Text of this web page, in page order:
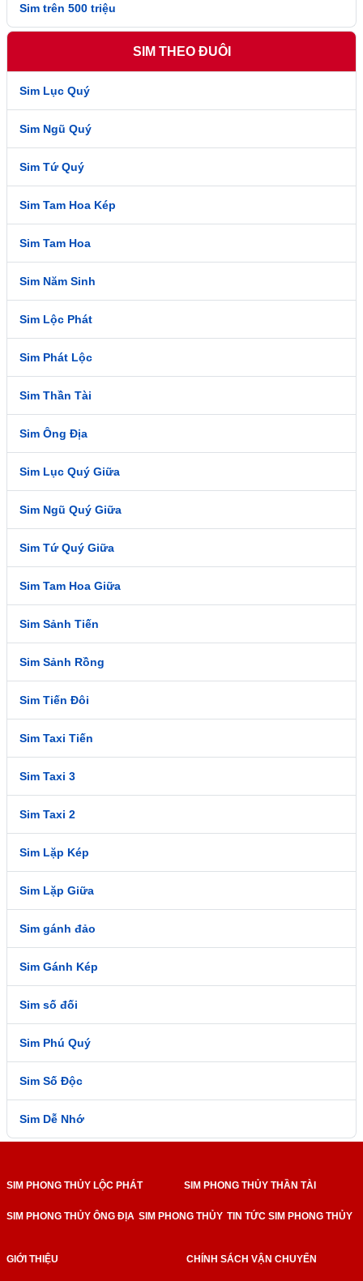
Sim trên 500 triệu
SIM THEO ĐUÔI
Sim Lục Quý
Sim Ngũ Quý
Sim Tứ Quý
Sim Tam Hoa Kép
Sim Tam Hoa
Sim Năm Sinh
Sim Lộc Phát
Sim Phát Lộc
Sim Thần Tài
Sim Ông Địa
Sim Lục Quý Giữa
Sim Ngũ Quý Giữa
Sim Tứ Quý Giữa
Sim Tam Hoa Giữa
Sim Sảnh Tiến
Sim Sảnh Rồng
Sim Tiến Đôi
Sim Taxi Tiến
Sim Taxi 3
Sim Taxi 2
Sim Lặp Kép
Sim Lặp Giữa
Sim gánh đảo
Sim Gánh Kép
Sim số đối
Sim Phú Quý
Sim Số Độc
Sim Dễ Nhớ
SIM PHONG THỦY LỘC PHÁT SIM PHONG THỦY THẦN TÀI
SIM PHONG THỦY ÔNG ĐỊA SIM PHONG THỦY TIN TỨC SIM PHONG THỦY
GIỚI THIỆU CHÍNH SÁCH VẬN CHUYỂN